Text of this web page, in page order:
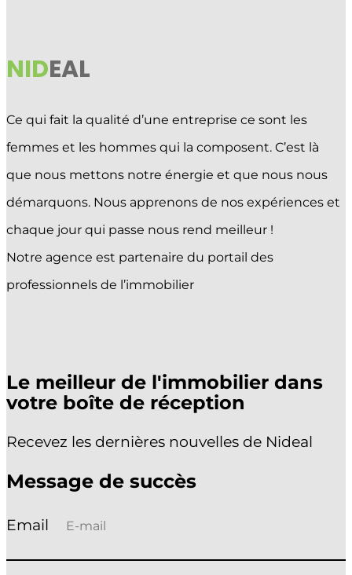
NIDEAL
Ce qui fait la qualité d’une entreprise ce sont les
femmes et les hommes qui la composent. C’est là
que nous mettons notre énergie et que nous nous
démarquons. Nous apprenons de nos expériences et
chaque jour qui passe nous rend meilleur !
Notre agence est partenaire du portail des
professionnels de l’immobilier
Le meilleur de l'immobilier dans
votre boîte de réception
Recevez les dernières nouvelles de Nideal
Message de succès